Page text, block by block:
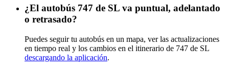
¿El autobús 747 de SL va puntual, adelantado
o retrasado?
Puedes seguir tu autobús en un mapa, ver las actualizaciones
en tiempo real y los cambios en el itinerario de 747 de SL
descargando la aplicación.